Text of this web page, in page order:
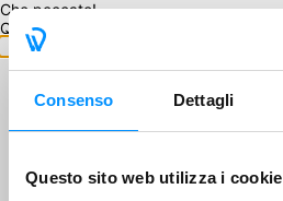
Consenso Dettagli
Questo sito web utilizza i cookie
Che peccato!
Questo GA non è disponibile.